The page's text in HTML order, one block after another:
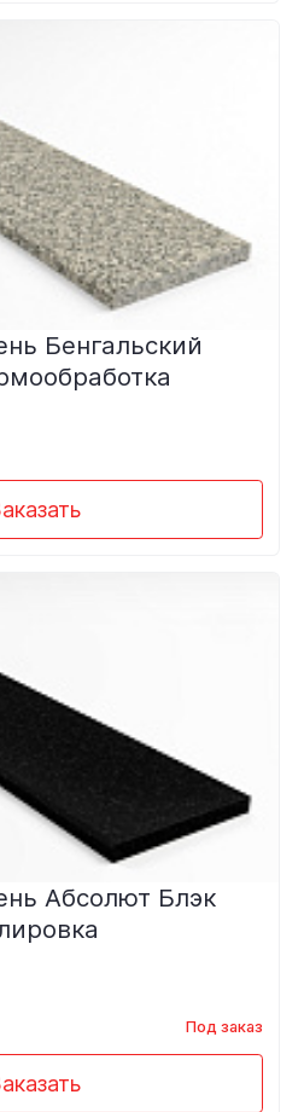
Бенгальский
Абсолют Блэк
Под заказ